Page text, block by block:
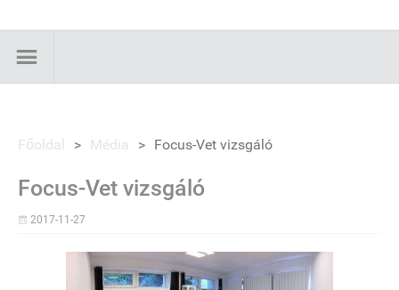
Főoldal > Média > Focus-Vet vizsgáló
Focus-Vet vizsgáló
2017-11-27